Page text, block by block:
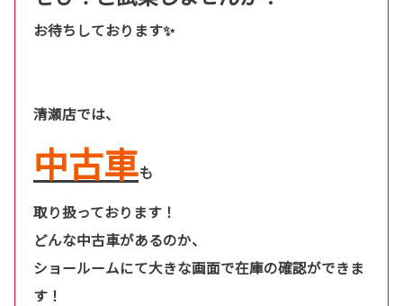
お待ちしております✨
清瀬店では、
中古車も
取り扱っております！
どんな中古車があるのか、
ショールームにて大きな画面で在庫の確認ができま
す！